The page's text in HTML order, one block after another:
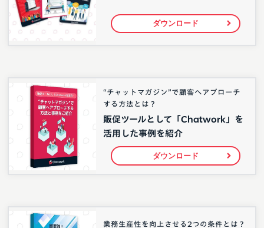
ダウンロード
“チャットマガジン”で顧客へアプローチ
する方法とは？
販促ツールとして「Chatwork」を
活用した事例を紹介
ダウンロード
業務生産性を向上させる2つの条件とは？